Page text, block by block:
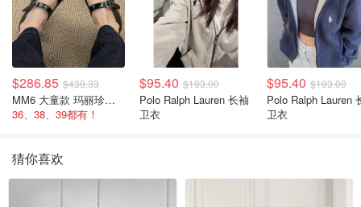
$286.85 $438.33
MM6 大童款 玛丽珍鞋 黑色
36、38、39都有！
$95.40 $193.00
Polo Ralph Lauren 长袖
卫衣
$95.40 $193.00
Polo Ralph Lauren 长袖
卫衣
猜你喜欢